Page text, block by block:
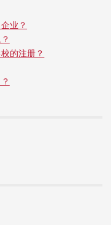
业？
的注册？